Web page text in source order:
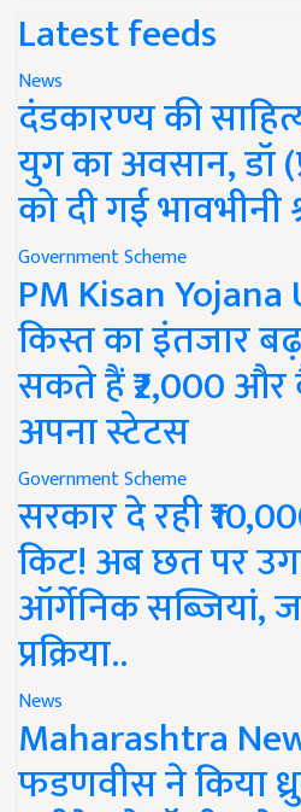
Latest feeds
News
दंडकारण्य की
युग का अवसान, डॉ
को दी गई भावभीनी
Government Scheme
PM Kisan Yojana
किस्त का इंतजार
सकते हैं ₹2,000
अपना स्टेटस
Government Scheme
सरकार दे रही
किट! अब छत पर
ऑर्गेनिक सब्जियां,
प्रक्रिया..
News
Maharashtra
फडणवीस ने किया